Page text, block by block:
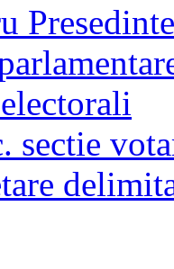
sectie